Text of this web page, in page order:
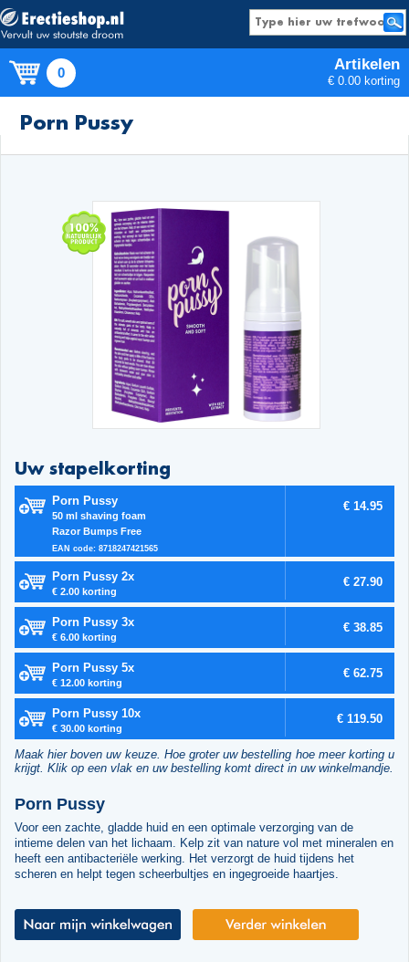
0 Artikelen
€ 0.00 korting
Porn Pussy
Uw stapelkorting
Porn Pussy
50 ml shaving foam
Razor Bumps Free
EAN code: 8718247421565
€ 14.95
Porn Pussy 2x
€ 2.00 korting
€ 27.90
Porn Pussy 3x
€ 6.00 korting
€ 38.85
Porn Pussy 5x
€ 12.00 korting
€ 62.75
Porn Pussy 10x
€ 30.00 korting
€ 119.50
Maak hier boven uw keuze. Hoe groter uw bestelling hoe meer korting u
krijgt. Klik op een vlak en uw bestelling komt direct in uw winkelmandje.
Porn Pussy
Voor een zachte, gladde huid en een optimale verzorging van de
intieme delen van het lichaam. Kelp zit van nature vol met mineralen en
heeft een antibacteriële werking. Het verzorgt de huid tijdens het
scheren en helpt tegen scheerbultjes en ingegroeide haartjes.